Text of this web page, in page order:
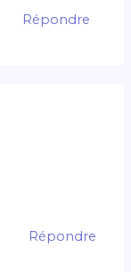
Répondre
Répondre